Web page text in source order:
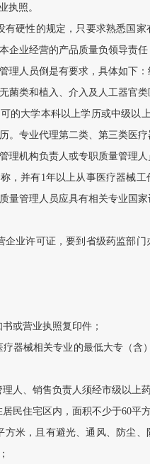
执照。
有硬性的规定，只要求熟悉国
企业经营的产品质量负领导责
理人员倒是有要求，具体如下
菌类和植入、介入及人工器官
的大学本科以上学历或中级以
。专业代理第二类、第三类医
理机构负责人或专职质量管理
，并有1年以上从事医疗器械
量管理人员应具有相关专业国
企业许可证，要到省级药监部
或营业执照复印件；
器械相关专业的最低大专（含
、销售负责人须经市级以上药
民住宅区内，面积不少于60平方
米，且有避光、通风、防尘、